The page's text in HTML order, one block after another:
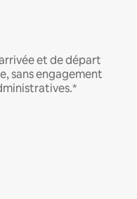
et de départ
sans engagement